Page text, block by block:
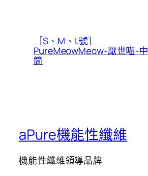
［S、M、L號］
PureMeowMeow-厭世喵-中
筒
aPure機能性纖維
機能性纖維領導品牌